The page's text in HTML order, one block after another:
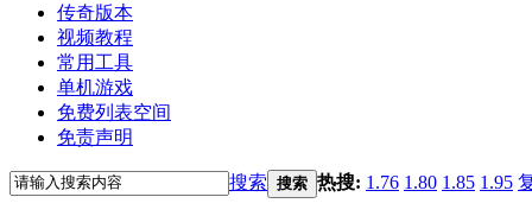
传奇版本
视频教程
常用工具
单机游戏
免费列表空间
免责声明
搜索 搜索 热搜: 1.76 1.80 1.85 1.95